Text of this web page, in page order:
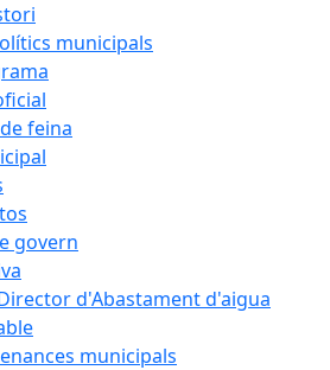
municipals
feina
govern
d'Abastament d'aigua
municipals